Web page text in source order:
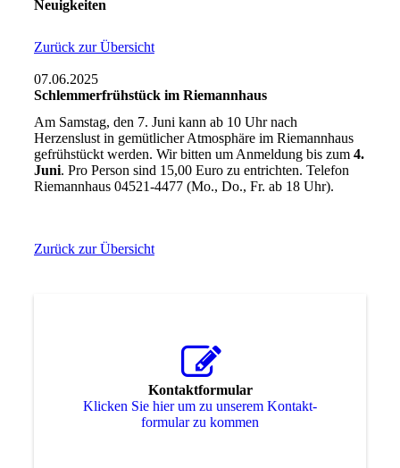
Neuigkeiten
Zurück zur Übersicht
07.06.2025
Schlemmerfrühstück im Riemannhaus
Am Samstag, den 7. Juni kann ab 10 Uhr nach
Herzenslust in gemütlicher Atmosphäre im Riemannhaus
gefrühstückt werden. Wir bitten um Anmeldung bis zum 4.
Juni. Pro Person sind 15,00 Euro zu entrichten. Telefon
Riemannhaus 04521-4477 (Mo., Do., Fr. ab 18 Uhr).
Zurück zur Übersicht
Kontaktformular
Klicken Sie hier um zu unserem Kon­takt­
for­mu­lar zu kommen